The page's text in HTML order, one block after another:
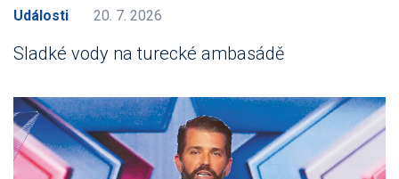
Události 20. 7. 2026
Sladké vody na turecké ambasádě